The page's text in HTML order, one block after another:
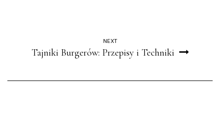
NEXT
Tajniki Burgerów: Przepisy i Techniki